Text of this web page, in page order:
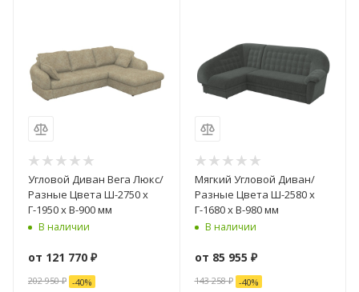
Угловой Диван Вега Люкс/
Разные Цвета Ш-2750 х
Г-1950 х В-900 мм
В наличии
от 121 770 ₽
202 950 ₽ -40%
Мягкий Угловой Диван/
Разные Цвета Ш-2580 х
Г-1680 х В-980 мм
В наличии
от 85 955 ₽
143 258 ₽ -40%